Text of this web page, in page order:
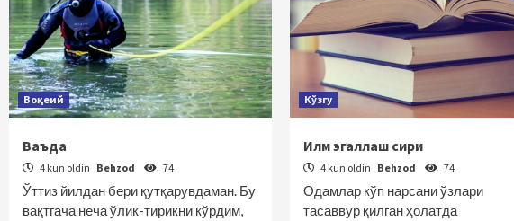
Воқеий
Ваъда
4 kun oldin Behzod 74
Ўттиз йилдан бери қутқарувдаман. Бу
вақтгача неча ўлик-тирикни кўрдим,
Кўзгу
Илм эгаллаш сири
4 kun oldin Behzod 74
Одамлар кўп нарсани ўзлари
тасаввур қилган ҳолатда